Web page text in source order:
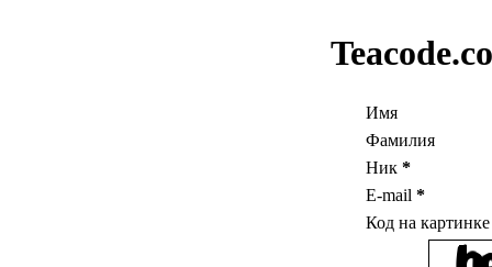
Имя
Фамилия
Ник *
E-mail *
Код на